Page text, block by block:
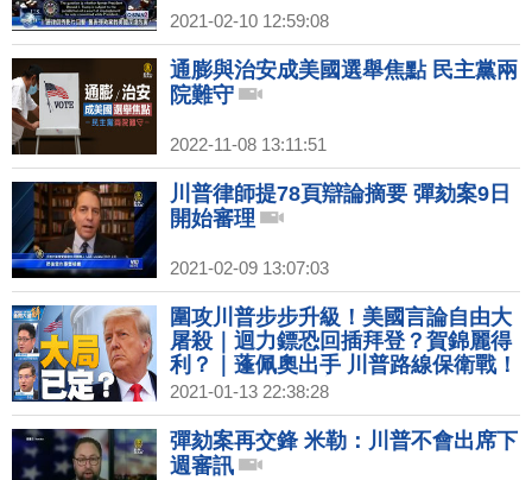
2021-02-10 12:59:08
通膨與治安成美國選舉焦點 民主黨兩
院難守
2022-11-08 13:11:51
川普律師提78頁辯論摘要 彈劾案9日
開始審理
2021-02-09 13:07:03
圍攻川普步步升級！美國言論自由大
屠殺｜迴力鏢恐回插拜登？賀錦麗得
利？｜蓬佩奧出手 川普路線保衛戰！
｜矢板明夫｜桑普｜@新聞大破解
【2021年1月13日】｜新唐人亞太電
視
2021-01-13 22:38:28
彈劾案再交鋒 米勒：川普不會出席下
週審訊